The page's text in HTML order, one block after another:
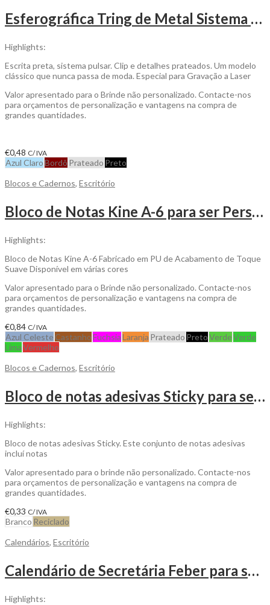
Esferográfica Tring de Metal Sistema Pulsar para Personalizar
Highlights:
Escrita preta, sistema pulsar. Clip e detalhes prateados. Um modelo
clássico que nunca passa de moda. Especial para Gravação a Laser
Valor apresentado para o Brinde não personalizado. Contacte-nos
para orçamentos de personalização e vantagens na compra de
grandes quantidades.
€0,48 C/ IVA
Azul ClaroBordô Prateado Preto
Blocos e Cadernos, Escritório
Bloco de Notas Kine A-6 para ser Personalizado
Highlights:
Bloco de Notas Kine A-6 Fabricado em PU de Acabamento de Toque
Suave Disponível em várias cores
Valor apresentado para o Brinde não personalizado. Contacte-nos
para orçamentos de personalização e vantagens na compra de
grandes quantidades.
€0,84 C/ IVA
Azul Celeste CastanhoFuchsiaLaranja Prateado PretoVerdeVerde
LimaVermelho
Blocos e Cadernos, Escritório
Bloco de notas adesivas Sticky para ser personalizado
Highlights:
Bloco de notas adesivas Sticky. Este conjunto de notas adesivas
incluí notas
Valor apresentado para o brinde não personalizado. Contacte-nos
para orçamentos de personalização e vantagens na compra de
grandes quantidades.
€0,33 C/ IVA
Branco Reciclado
Calendários, Escritório
Calendário de Secretária Feber para ser Personalizado
Highlights: